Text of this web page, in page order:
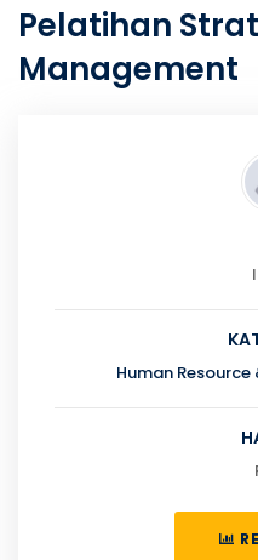
Pelatihan
Management
Human